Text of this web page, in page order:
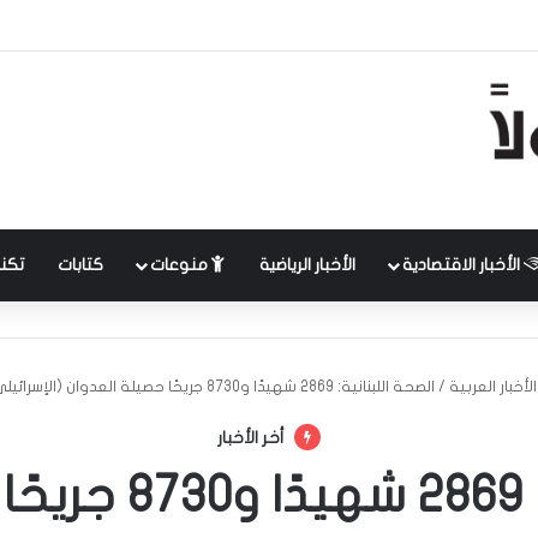
الأخبار الاقتصادية الأخبار الرياضية منوعات كتابات
الأخبار العربية / الصحة اللبنانية: 2869 شهيدًا و8730 جريحًا حصيلة العدوان (الإسرائيلي) على البلاد
أخر الأخبار
الصحة